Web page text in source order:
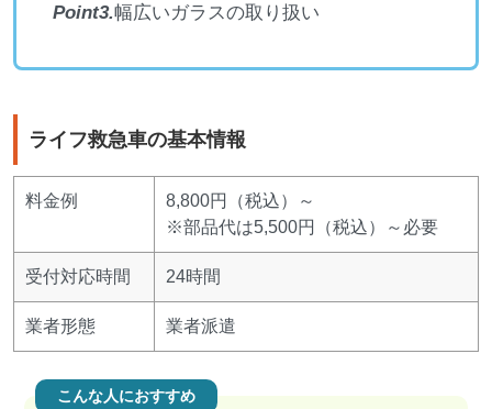
Point3.幅広いガラスの取り扱い
ライフ救急車の基本情報
料金例
8,800円（税込）～
※部品代は5,500円（税込）～必要
受付対応時間 24時間
業者形態 業者派遣
こんな人におすすめ